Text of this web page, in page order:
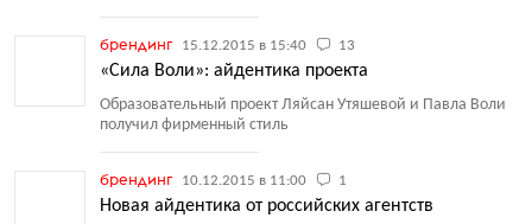
брендинг 15.12.2015 в 15:40 13
«Сила Воли»: айдентика проекта
Образовательный проект Ляйсан Утяшевой и Павла Воли
получил фирменный стиль
брендинг 10.12.2015 в 11:00 1
Новая айдентика от российских агентств